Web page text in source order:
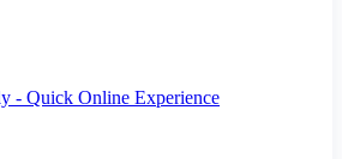
- Quick Online Experience